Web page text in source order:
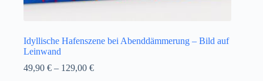
Idyllische Hafenszene bei Abenddämmerung – Bild auf
Leinwand
49,90 € – 129,00 €